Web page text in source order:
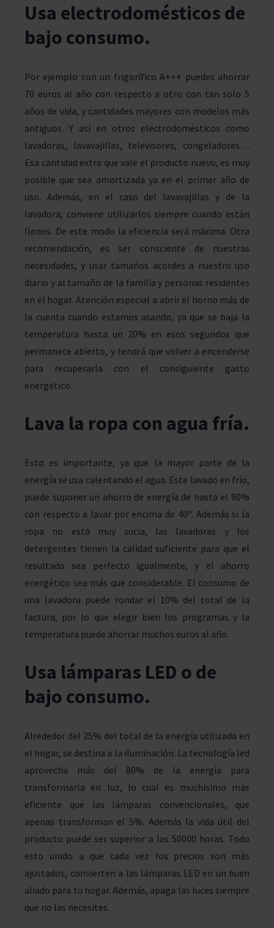
Usa electrodomésticos de
bajo consumo.
Por ejemplo con un frigorífico A+++ puedes ahorrar
70 euros al año con respecto a otro con tan solo 5
años de vida, y cantidades mayores con modelos más
antiguos. Y así en otros electrodomésticos como
lavadoras, lavavajillas, televisores, congeladores…
Esa cantidad extra que vale el producto nuevo, es muy
posible que sea amortizada ya en el primer año de
uso. Además, en el caso del lavavajillas y de la
lavadora, conviene utilizarlos siempre cuando están
llenos. De este modo la eficiencia será máxima. Otra
recomendación, es ser consciente de nuestras
necesidades, y usar tamaños acordes a nuestro uso
diario y al tamaño de la familia y personas residentes
en el hogar. Atención especial a abrir el horno más de
la cuenta cuando estamos asando, ya que se baja la
temperatura hasta un 20% en esos segundos que
permanece abierto, y tendrá que volver a encenderse
para recuperarla con el consiguiente gasto
energético.
Lava la ropa con agua fría.
Esto es importante, ya que la mayor parte de la
energía se usa calentando el agua. Este lavado en frío,
puede suponer un ahorro de energía de hasta el 90%
con respecto a lavar por encima de 40º. Además si la
ropa no está muy sucia, las lavadoras y los
detergentes tienen la calidad suficiente para que el
resultado sea perfecto igualmente, y el ahorro
energético sea más que considerable. El consumo de
una lavadora puede rondar el 10% del total de la
factura, por lo que elegir bien los programas y la
temperatura puede ahorrar muchos euros al año.
Usa lámparas LED o de
bajo consumo.
Alrededor del 25% del total de la energía utilizada en
el hogar, se destina a la iluminación. La tecnología led
aprovecha más del 80% de la energía para
transformarla en luz, lo cual es muchísimo más
eficiente que las lámparas convencionales, que
apenas transforman el 5%. Además la vida útil del
producto puede ser superior a las 50000 horas. Todo
esto unido a que cada vez los precios son más
ajustados, convierten a las lámparas LED en un buen
aliado para tu hogar. Además, apaga las luces siempre
que no las necesites.